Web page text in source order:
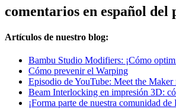
comentarios en español
Artículos de nuestro blog:
Bambu Studio Modifiers: ¡Cómo
Cómo prevenir el Warping
Episodio de YouTube: Meet the
Beam Interlocking en impresión 3D:
¡Forma parte de nuestra comunidad de